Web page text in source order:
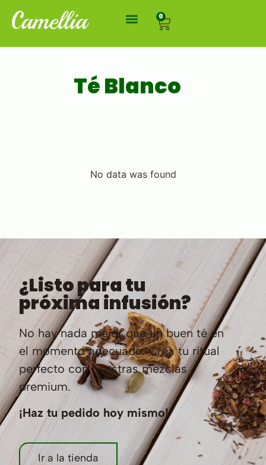
0
Té Blanco
No data was found
¿Listo para tu
próxima infusión?
No hay nada mejor que un buen té en
el momento adecuado. Crea tu ritual
perfecto con nuestras mezclas
premium.
¡Haz tu pedido hoy mismo!
Ir a la tienda